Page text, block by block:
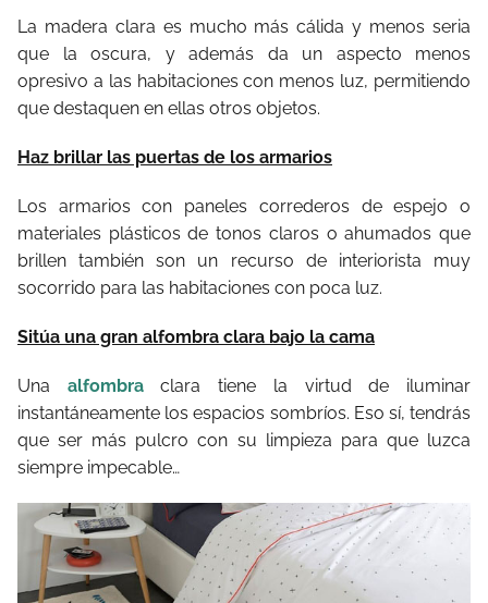
La madera clara es mucho más cálida y menos seria
que la oscura, y además da un aspecto menos
opresivo a las habitaciones con menos luz, permitiendo
que destaquen en ellas otros objetos.
Haz brillar las puertas de los armarios
Los armarios con paneles correderos de espejo o
materiales plásticos de tonos claros o ahumados que
brillen también son un recurso de interiorista muy
socorrido para las habitaciones con poca luz.
Sitúa una gran alfombra clara bajo la cama
Una alfombraclara tiene la virtud de iluminar
instantáneamente los espacios sombríos. Eso sí, tendrás
que ser más pulcro con su limpieza para que luzca
siempre impecable…